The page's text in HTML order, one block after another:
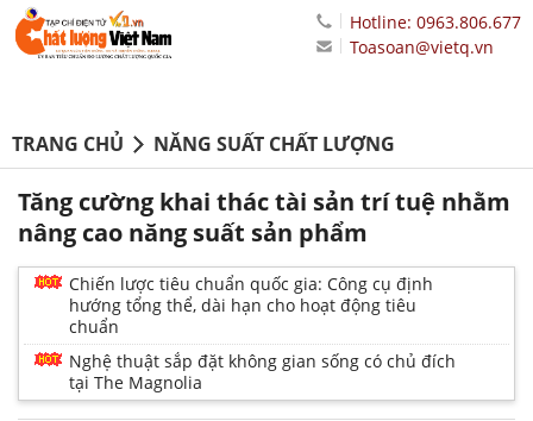
Hotline: 0963.806.677
Toasoan@vietq.vn
TRANG CHỦ NĂNG SUẤT CHẤT LƯỢNG
Tăng cường khai thác tài sản trí tuệ nhằm
nâng cao năng suất sản phẩm
Chiến lược tiêu chuẩn quốc gia: Công cụ định
hướng tổng thể, dài hạn cho hoạt động tiêu
chuẩn
Nghệ thuật sắp đặt không gian sống có chủ đích
tại The Magnolia